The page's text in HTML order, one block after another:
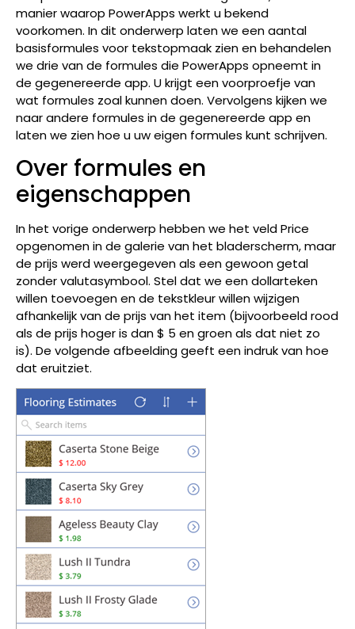
manier waarop PowerApps werkt u bekend
voorkomen. In dit onderwerp laten we een aantal
basisformules voor tekstopmaak zien en behandelen
we drie van de formules die PowerApps opneemt in
de gegenereerde app. U krijgt een voorproefje van
wat formules zoal kunnen doen. Vervolgens kijken we
naar andere formules in de gegenereerde app en
laten we zien hoe u uw eigen formules kunt schrijven.
Over formules en
eigenschappen
In het vorige onderwerp hebben we het veld Price
opgenomen in de galerie van het bladerscherm, maar
de prijs werd weergegeven als een gewoon getal
zonder valutasymbool. Stel dat we een dollarteken
willen toevoegen en de tekstkleur willen wijzigen
afhankelijk van de prijs van het item (bijvoorbeeld rood
als de prijs hoger is dan $ 5 en groen als dat niet zo
is). De volgende afbeelding geeft een indruk van hoe
dat eruitziet.